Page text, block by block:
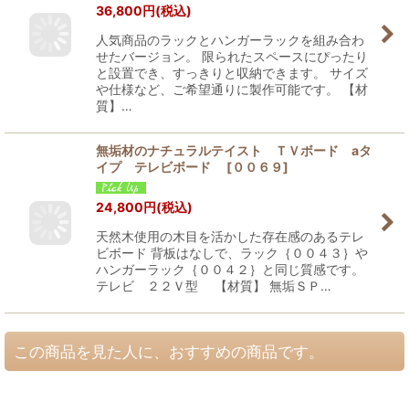
36,800円(税込)
人気商品のラックとハンガーラックを組み合わ
せたバージョン。 限られたスペースにぴったり
と設置でき、すっきりと収納できます。 サイズ
や仕様など、ご希望通りに製作可能です。 【材
質】…
無垢材のナチュラルテイスト ＴＶボード aタ
イプ テレビボード
[００６９]
24,800円(税込)
天然木使用の木目を活かした存在感のあるテレ
ビボード 背板はなしで、ラック｛００４３｝や
ハンガーラック｛００４２｝と同じ質感です。
テレビ ２２Ｖ型 【材質】 無垢ＳＰ…
この商品を見た人に、おすすめの商品です。